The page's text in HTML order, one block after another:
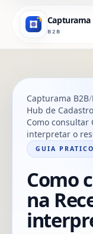
Capturama
B2B
Capturama B2B
Hub de
Como consultar
interpretar o
GUIA PRATICO
Como
na